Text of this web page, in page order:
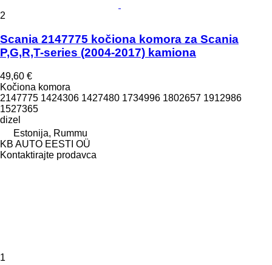
2
Scania 2147775 kočiona komora za Scania
P,G,R,T-series (2004-2017) kamiona
49,60 €
Kočiona komora
2147775 1424306 1427480 1734996 1802657 1912986
1527365
dizel
Estonija, Rummu
KB AUTO EESTI OÜ
Kontaktirajte prodavca
1